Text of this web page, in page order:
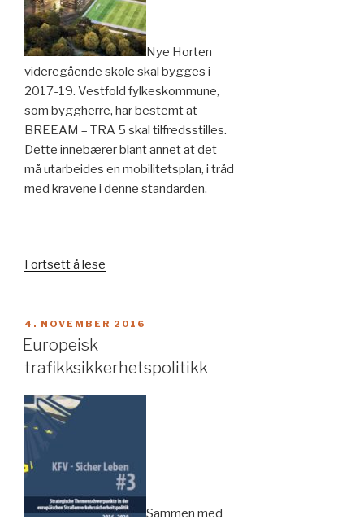
Nye Horten
videregående skole skal bygges i
2017-19. Vestfold fylkeskommune,
som byggherre, har bestemt at
BREEAM – TRA 5 skal tilfredsstilles.
Dette innebærer blant annet at det
må utarbeides en mobilitetsplan, i tråd
med kravene i denne standarden.
Fortsett å lese
for
vgs»
PUBLISERT
4. NOVEMBER 2016
Europeisk
trafikksikkerhetspolitikk
Sammen med